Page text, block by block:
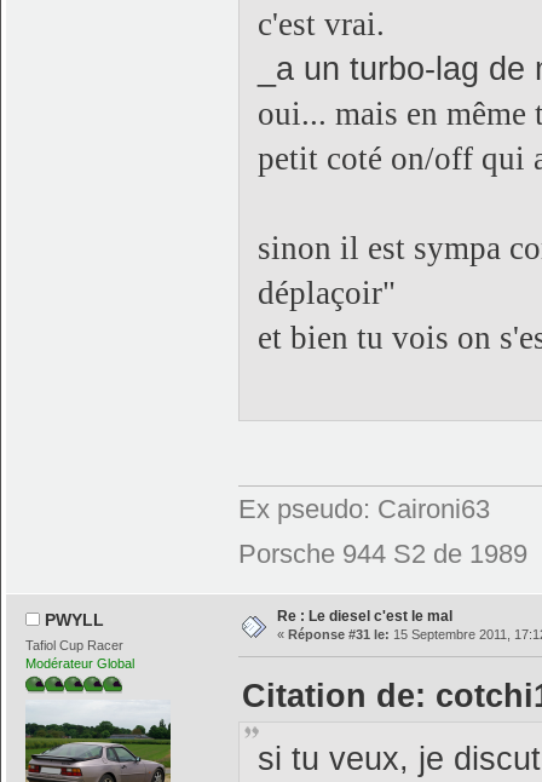
c'est vrai.
_a un turbo-lag de
oui... mais en
petit coté on/off qui
sinon il est sympa
déplaçoir"
et bien tu vois on
Ex pseudo: Caironi63
Porsche 944 S2 de 1989
PWYLL
Tafiol Cup Racer
Modérateur Global
Re : Le diesel c'est le mal
« Réponse #31 le: 15 Septembre 2011,
Citation de:
si tu veux, je